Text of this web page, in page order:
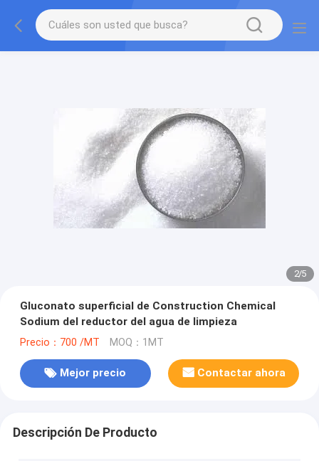
2/5
Gluconato superficial de Construction Chemical
Sodium del reductor del agua de limpieza
Precio：700 /MT MOQ：1MT
Mejor precio Contactar ahora
Descripción De Producto